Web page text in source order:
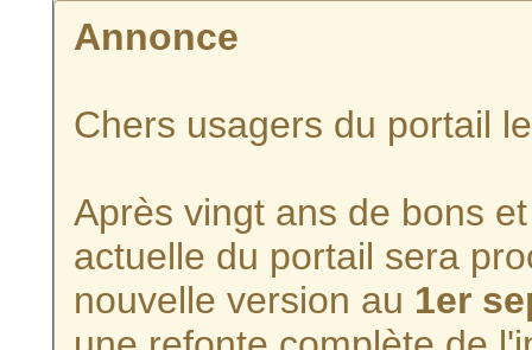
Annonce
Chers usagers du portail
Après vingt ans de bons
actuelle du portail sera
nouvelle version au 1er